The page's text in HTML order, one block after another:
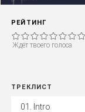
РЕЙТИНГ
Ждёт твоего голоса
ТРЕКЛИСТ
Intro